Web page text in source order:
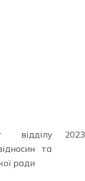
відділу
та
ради
2023